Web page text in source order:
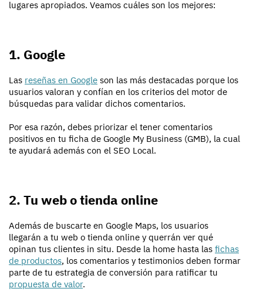
lugares apropiados. Veamos cuáles son los mejores:
1. Google
Las reseñas en Google son las más destacadas porque los
usuarios valoran y confían en los criterios del motor de
búsquedas para validar dichos comentarios.
Por esa razón, debes priorizar el tener comentarios
positivos en tu ficha de Google My Business (GMB), la cual
te ayudará además con el SEO Local.
2. Tu web o tienda online
Además de buscarte en Google Maps, los usuarios
llegarán a tu web o tienda online y querrán ver qué
opinan tus clientes in situ. Desde la home hasta las fichas
de productos, los comentarios y testimonios deben formar
parte de tu estrategia de conversión para ratificar tu
propuesta de valor.